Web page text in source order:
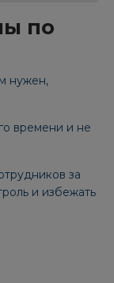
по
нужен,
времени и не
за
и избежать